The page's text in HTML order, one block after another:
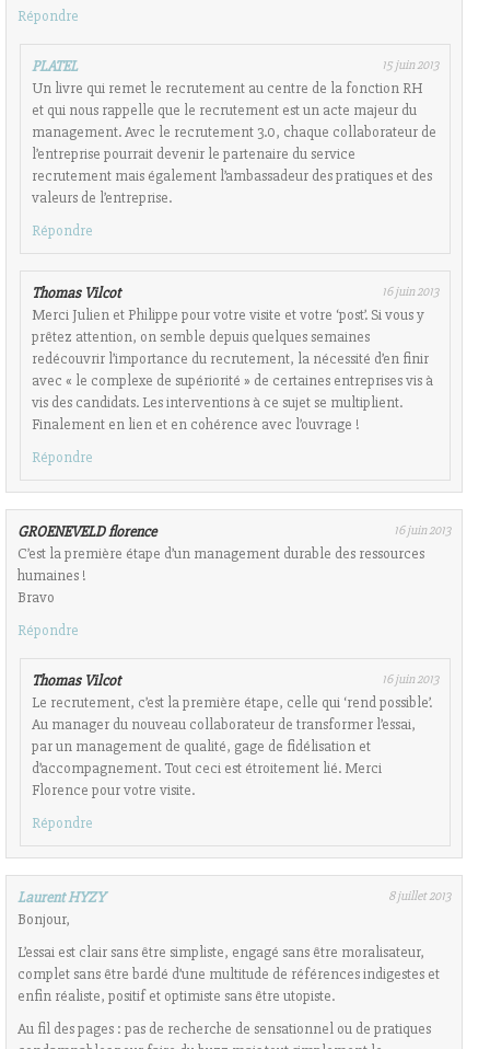
Répondre
PLATEL 15 juin 2013
Un livre qui remet le recrutement au centre de la fonction RH
et qui nous rappelle que le recrutement est un acte majeur du
management. Avec le recrutement 3.0, chaque collaborateur de
l’entreprise pourrait devenir le partenaire du service
recrutement mais également l’ambassadeur des pratiques et des
valeurs de l’entreprise.
Répondre
Thomas Vilcot 16 juin 2013
Merci Julien et Philippe pour votre visite et votre ‘post’. Si vous y
prêtez attention, on semble depuis quelques semaines
redécouvrir l’importance du recrutement, la nécessité d’en finir
avec « le complexe de supériorité » de certaines entreprises vis à
vis des candidats. Les interventions à ce sujet se multiplient.
Finalement en lien et en cohérence avec l’ouvrage !
Répondre
GROENEVELD florence 16 juin 2013
C’est la première étape d’un management durable des ressources
humaines !
Bravo
Répondre
Thomas Vilcot 16 juin 2013
Le recrutement, c’est la première étape, celle qui ‘rend possible’.
Au manager du nouveau collaborateur de transformer l’essai,
par un management de qualité, gage de fidélisation et
d’accompagnement. Tout ceci est étroitement lié. Merci
Florence pour votre visite.
Répondre
Laurent HYZY 8 juillet 2013
Bonjour,
L’essai est clair sans être simpliste, engagé sans être moralisateur,
complet sans être bardé d’une multitude de références indigestes et
enfin réaliste, positif et optimiste sans être utopiste.
Au fil des pages : pas de recherche de sensationnel ou de pratiques